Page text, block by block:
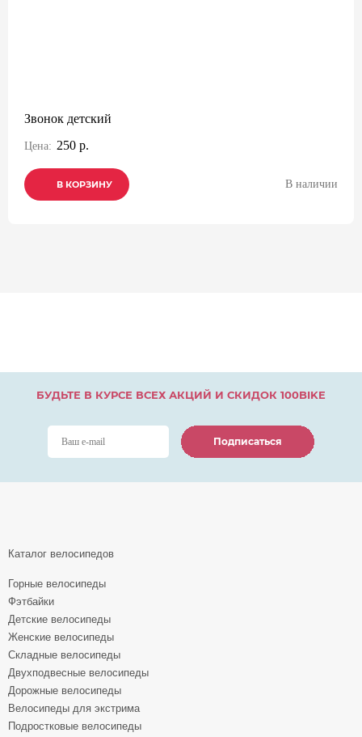
Звонок детский
Цена: 250 р.
В КОРЗИНУ
В КОРЗИНУ
В КОРЗИНУ В наличии
БУДЬТЕ В КУРСЕ ВСЕХ АКЦИЙ И СКИДОК 100BIKE
Подписаться
Подписаться
Подписаться
Каталог велосипедов
Горные велосипеды
Фэтбайки
Детские велосипеды
Женские велосипеды
Складные велосипеды
Двухподвесные велосипеды
Дорожные велосипеды
Велосипеды для экстрима
Подростковые велосипеды